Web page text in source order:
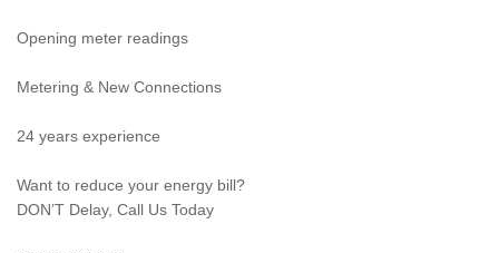
Opening meter readings
Metering & New Connections
24 years experience
Want to reduce your energy bill?
DON’T Delay, Call Us Today